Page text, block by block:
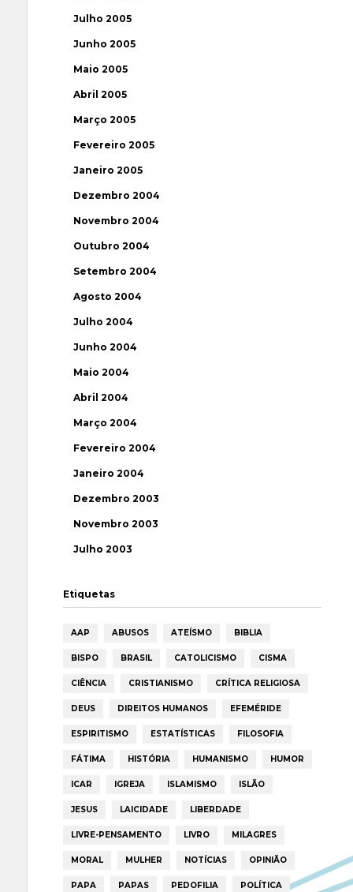
Julho 2005
Junho 2005
Maio 2005
Abril 2005
Março 2005
Fevereiro 2005
Janeiro 2005
Dezembro 2004
Novembro 2004
Outubro 2004
Setembro 2004
Agosto 2004
Julho 2004
Junho 2004
Maio 2004
Abril 2004
Março 2004
Fevereiro 2004
Janeiro 2004
Dezembro 2003
Novembro 2003
Julho 2003
Etiquetas
AAP ABUSOS ATEÍSMO BIBLIA
BISPO BRASIL CATOLICISMO CISMA
CIÊNCIA CRISTIANISMO CRÍTICA RELIGIOSA
DEUS DIREITOS HUMANOS EFEMÉRIDE
ESPIRITISMO ESTATÍSTICAS FILOSOFIA
FÁTIMA HISTÓRIA HUMANISMO HUMOR
ICAR IGREJA ISLAMISMO ISLÃO
JESUS LAICIDADE LIBERDADE
LIVRE-PENSAMENTO LIVRO MILAGRES
MORAL MULHER NOTÍCIAS OPINIÃO
PAPA PAPAS PEDOFILIA POLÍTICA